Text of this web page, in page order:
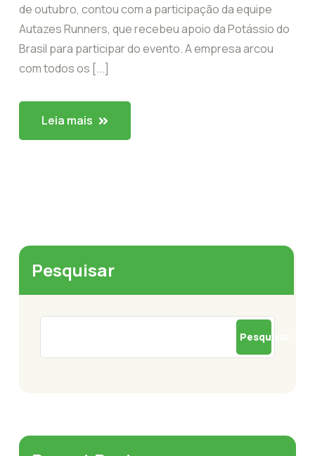
de outubro, contou com a participação da equipe
Autazes Runners, que recebeu apoio da Potássio do
Brasil para participar do evento. A empresa arcou
com todos os [...]
Leia mais
Pesquisar
Pesquisar